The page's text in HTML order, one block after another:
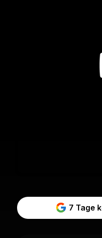
7 Tage